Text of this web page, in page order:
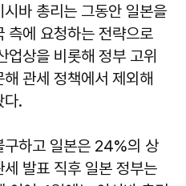
바 총리는 그동안 일본을
측에 요청하는 전략으로
업상을 비롯해 정부 고위
관세 정책에서 제외해
다.
구하고 일본은 24%의 상
발표 직후 일본 정부는